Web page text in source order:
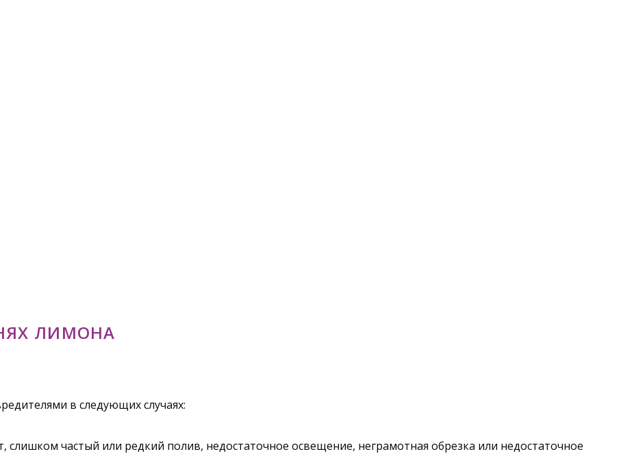
ЛИМОНА
в следующих случаях:
слишком частый или редкий полив, недостаточное освещение, неграмотная обрезка или недостаточное